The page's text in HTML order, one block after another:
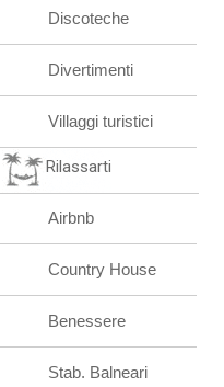
Discoteche
Divertimenti
Villaggi turistici
Rilassarti
Airbnb
Country House
Benessere
Stab. Balneari